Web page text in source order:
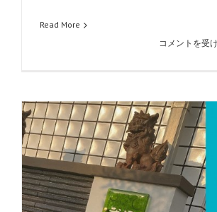
Read More
VOICE_vol39
コメントを受